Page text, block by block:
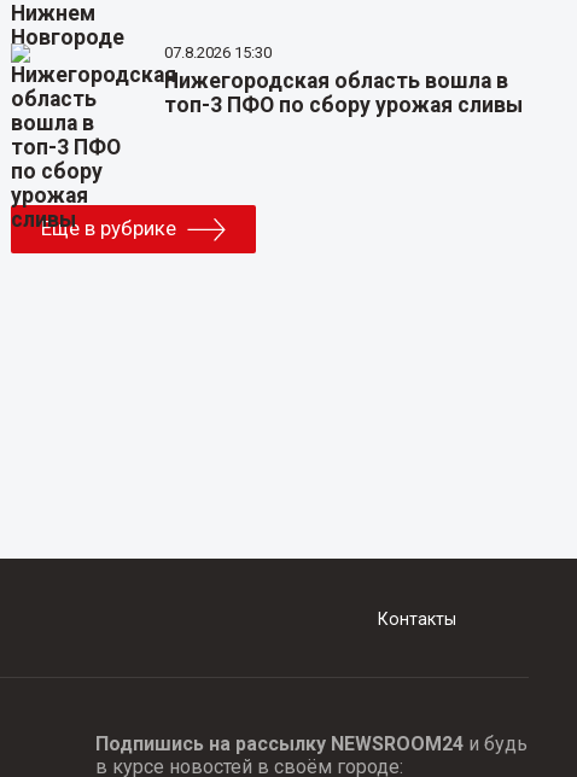
07.8.2026 15:30
Нижегородская область вошла в
топ-3 ПФО по сбору урожая сливы
Еще в рубрике
Контакты
Подпишись на рассылку NEWSROOM24и будь
в курсе новостей в своём городе: